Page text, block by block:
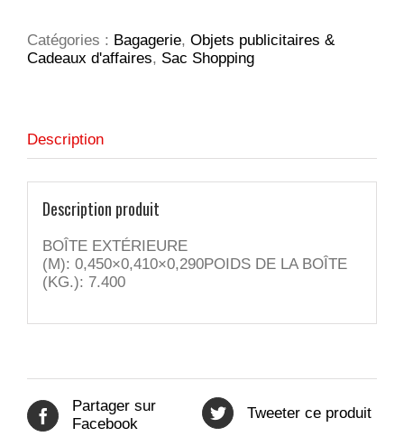
tissé
Catégories : Bagagerie, Objets publicitaires &
Cadeaux d'affaires, Sac Shopping
Description
Description produit
BOÎTE EXTÉRIEURE
(M): 0,450×0,410×0,290POIDS DE LA BOÎTE
(KG.): 7.400
Partager sur
Facebook
Tweeter ce produit